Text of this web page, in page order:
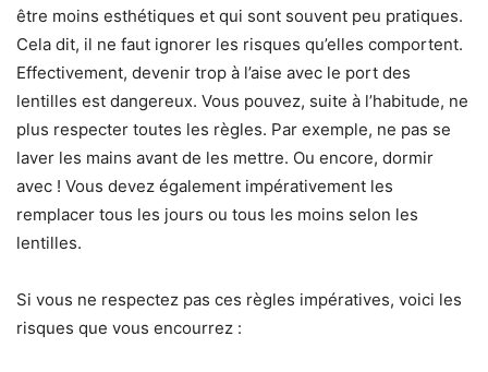
être moins esthétiques et qui sont souvent peu pratiques.
Cela dit, il ne faut ignorer les risques qu’elles comportent.
Effectivement, devenir trop à l’aise avec le port des
lentilles est dangereux. Vous pouvez, suite à l’habitude, ne
plus respecter toutes les règles. Par exemple, ne pas se
laver les mains avant de les mettre. Ou encore, dormir
avec ! Vous devez également impérativement les
remplacer tous les jours ou tous les moins selon les
lentilles.
Si vous ne respectez pas ces règles impératives, voici les
risques que vous encourrez :